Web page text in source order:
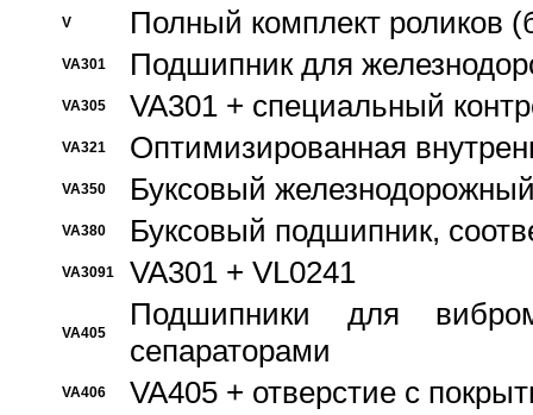
V Полный комплект роликов
VA301 Подшипник для
VA305 VA301 + специальный
VA321 Оптимизированная
VA350 Буксовый
VA380 Буксовый подшипник,
VA3091 VA301 + VL0241
VA405
Подшипники для
сепараторами
VA406 VA405 + отверстие с